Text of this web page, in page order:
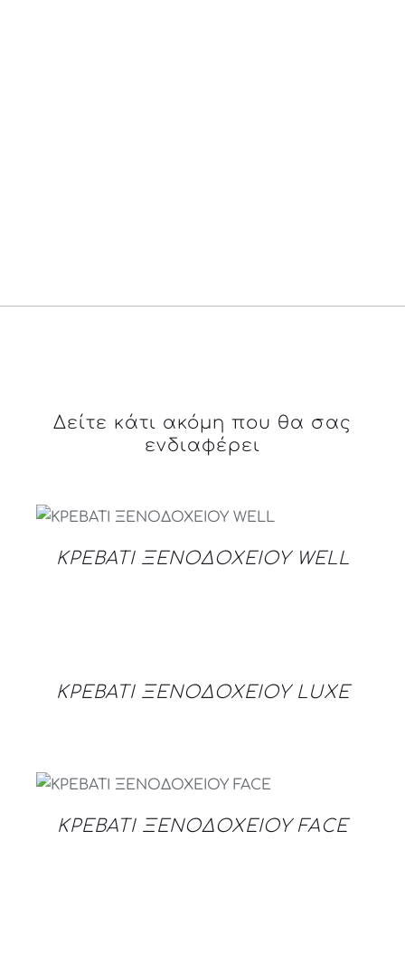
Δείτε κάτι ακόμη που θα σας
ενδιαφέρει
DETAILS
ΚΡΕΒΑΤΙ ΞΕΝΟΔΟΧΕΙΟΥ WELL
ΚΡΕΒΑΤΙ ΞΕΝΟΔΟΧΕΙΟΥ LUXE
DETAILS
ΚΡΕΒΑΤΙ ΞΕΝΟΔΟΧΕΙΟΥ FACE